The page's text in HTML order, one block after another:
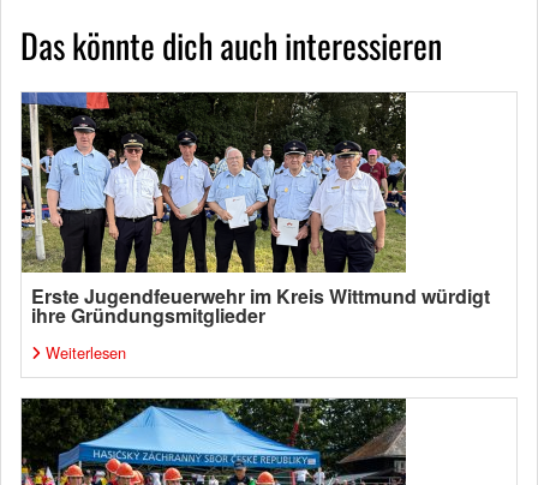
Das könnte dich auch interessieren
Erste Jugendfeuerwehr im Kreis Wittmund würdigt
ihre Gründungsmitglieder
Weiterlesen